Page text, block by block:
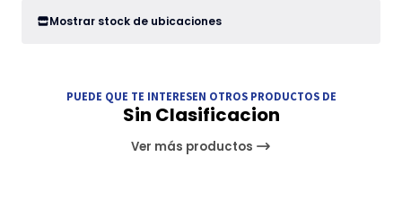
Mostrar stock de ubicaciones
PUEDE QUE TE INTERESEN OTROS PRODUCTOS DE
Sin Clasificacion
Ver más productos